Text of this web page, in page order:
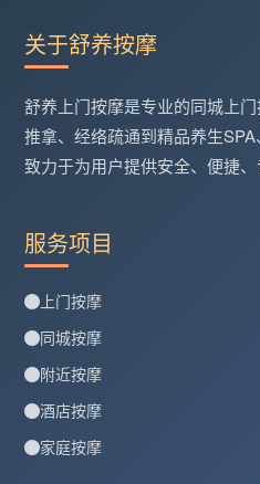
关于舒养按摩
舒养上门按摩是专业的同城上
推拿、经络疏通到精品养生
致力于为用户提供安全、便捷、
服务项目
上门按摩
同城按摩
附近按摩
酒店按摩
家庭按摩